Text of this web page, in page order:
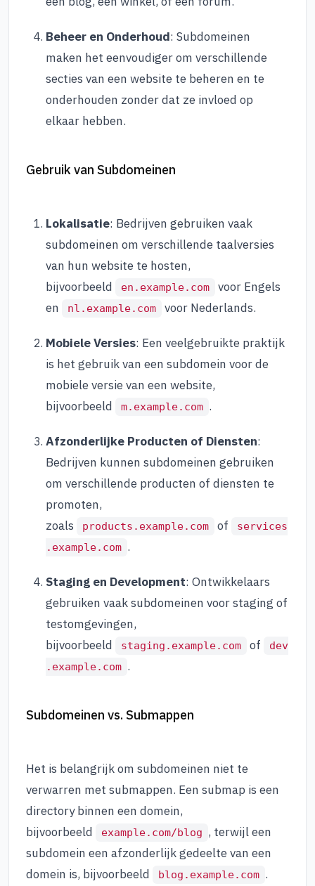
Beheer en Onderhoud: Subdomeinen
maken het eenvoudiger om verschillende
secties van een website te beheren en te
onderhouden zonder dat ze invloed op
elkaar hebben.
Gebruik van Subdomeinen
Lokalisatie: Bedrijven gebruiken vaak
subdomeinen om verschillende taalversies
van hun website te hosten,
bijvoorbeeld
en.example.com
voor Engels
en
nl.example.com voor Nederlands.
Mobiele Versies: Een veelgebruikte praktijk
is het gebruik van een subdomein voor de
mobiele versie van een website,
bijvoorbeeld
m.example.com .
Afzonderlijke Producten of Diensten:
Bedrijven kunnen subdomeinen gebruiken
om verschillende producten of diensten te
promoten,
zoals
products.example.com of
services
.example.com .
Staging en Development: Ontwikkelaars
gebruiken vaak subdomeinen voor staging of
testomgevingen,
bijvoorbeeld
staging.example.com of
dev
.example.com .
Subdomeinen vs. Submappen
Het is belangrijk om subdomeinen niet te
verwarren met submappen. Een submap is een
directory binnen een domein,
bijvoorbeeld
example.com/blog , terwijl een
subdomein een afzonderlijk gedeelte van een
domein is, bijvoorbeeld
blog.example.com .